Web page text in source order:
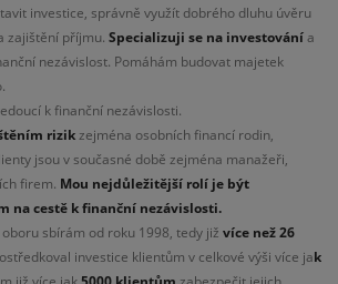
investice, správně využít dobrého dluhu úvěru
zajištění příjmu. Specializuji se na investování a
nezávislost. Pomáhám budovat majetek
k finanční nezávislosti.
rizik zejména osobních financí rodin,
jsou v současné době zejména manažeři,
firem. Mou nejdůležitější rolí je být
na cestě k finanční nezávislosti.
sbírám od roku 1998, tedy již více než 26
investice klientům v celkové výši více jak